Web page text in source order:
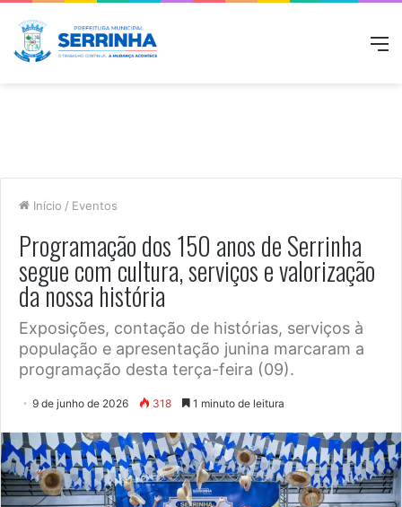
Início / Eventos
Programação dos 150 anos de Serrinha
segue com cultura, serviços e valorização
da nossa história
Exposições, contação de histórias, serviços à
população e apresentação junina marcaram a
programação desta terça-feira (09).
9 de junho de 2026 318 1 minuto de leitura